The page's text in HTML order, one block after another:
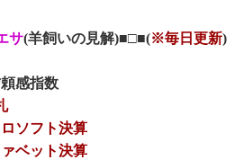
サ(羊飼いの見解)■□■(※毎日更新)
感指数
ソフト決算
ベット決算